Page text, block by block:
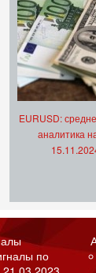
EURUSD:
аналитика
по